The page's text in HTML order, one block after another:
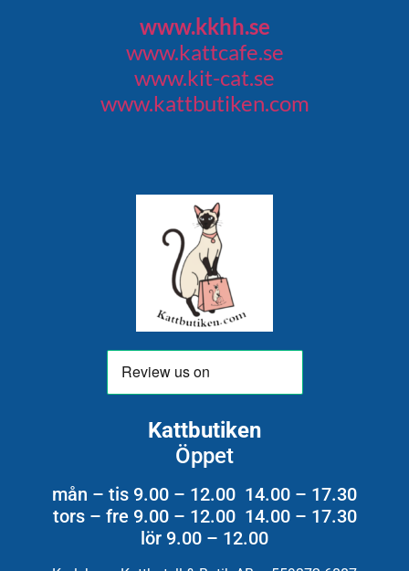
www.kkhh.se
www.kattcafe.se
www.kit-cat.se
www.kattbutiken.com
Kattbutiken
Öppet
mån – tis 9.00 – 12.00 14.00 – 17.30
tors – fre 9.00 – 12.00 14.00 – 17.30
lör 9.00 – 12.00